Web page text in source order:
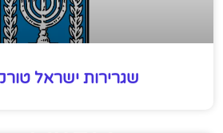
שגרירות ישראל